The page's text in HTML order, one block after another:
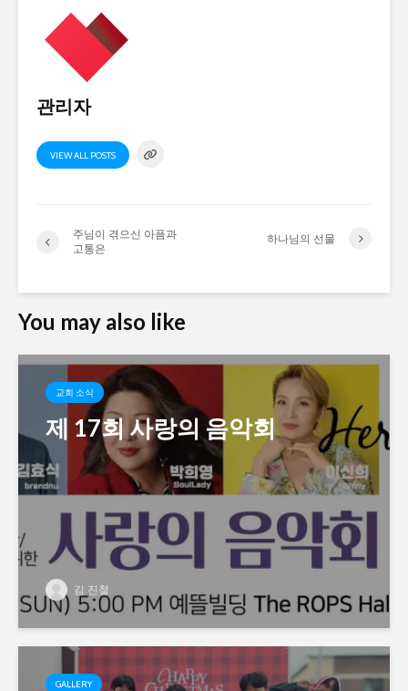
관리자
VIEW ALL POSTS
주님이 겪으신 아픔과
고통은
하나님의 선물
You may also like
교회 소식
제 17회 사랑의 음악회
김 진철
GALLERY